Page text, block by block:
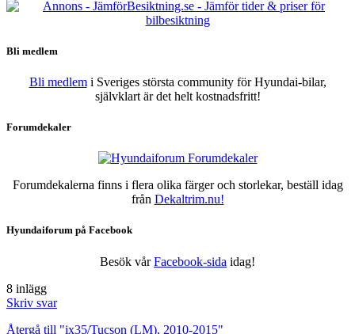
Bli medlem
Bli medlemi Sveriges största community för Hyundai-bilar,
självklart är det helt kostnadsfritt!
Forumdekaler
Forumdekalerna finns i flera olika färger och storlekar, beställ idag
från Dekaltrim.nu!
Hyundaiforum på Facebook
Besök vårFacebook-sida idag!
8 inlägg
Skriv svar
Återgå till "ix35/Tucson (LM), 2010-2015"